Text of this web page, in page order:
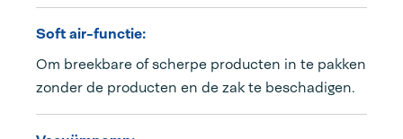
Soft air-functie:
Om breekbare of scherpe producten in te pakken
zonder de producten en de zak te beschadigen.